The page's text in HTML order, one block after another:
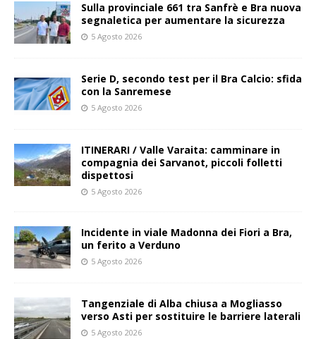
Sulla provinciale 661 tra Sanfrè e Bra nuova
segnaletica per aumentare la sicurezza
5 Agosto 2026
Serie D, secondo test per il Bra Calcio: sfida
con la Sanremese
5 Agosto 2026
ITINERARI / Valle Varaita: camminare in
compagnia dei Sarvanot, piccoli folletti
dispettosi
5 Agosto 2026
Incidente in viale Madonna dei Fiori a Bra,
un ferito a Verduno
5 Agosto 2026
Tangenziale di Alba chiusa a Mogliasso
verso Asti per sostituire le barriere laterali
5 Agosto 2026